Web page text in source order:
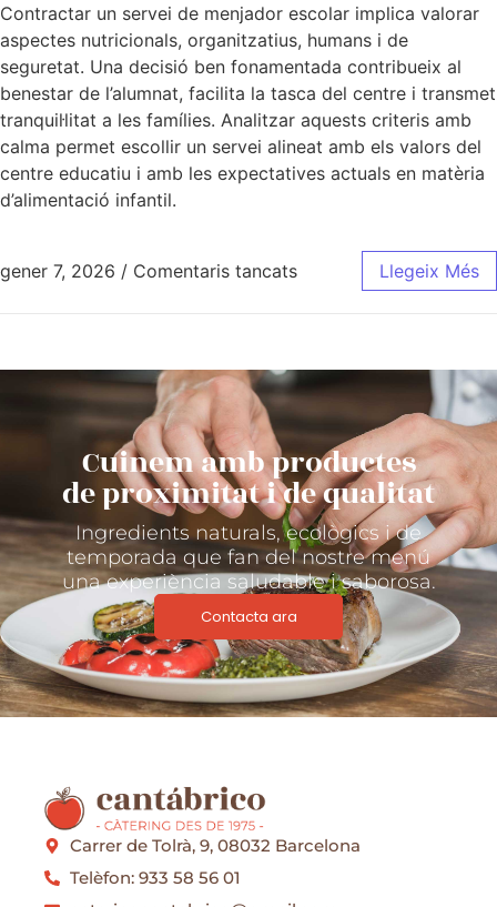
Contractar un servei de menjador escolar implica valorar
aspectes nutricionals, organitzatius, humans i de
seguretat. Una decisió ben fonamentada contribueix al
benestar de l’alumnat, facilita la tasca del centre i transmet
tranquil·litat a les famílies. Analitzar aquests criteris amb
calma permet escollir un servei alineat amb els valors del
centre educatiu i amb les expectatives actuals en matèria
d’alimentació infantil.
gener 7, 2026 / Comentaris tancats Llegeix Més
Cuinem amb productes
de proximitat i de qualitat
Ingredients naturals, ecològics i de
temporada que fan del nostre menú
una experiència saludable i saborosa.
Contacta ara
Carrer de Tolrà, 9, 08032 Barcelona
Telèfon: 933 58 56 01